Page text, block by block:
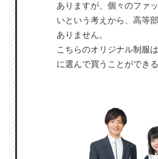
ありますが、個々のファ
いという考えから、高等
ありません。
こちらのオリジナル制服
に選んで買うことができ